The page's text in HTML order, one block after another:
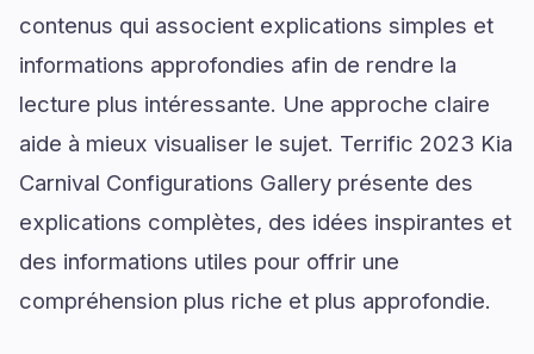
contenus qui associent explications simples et
informations approfondies afin de rendre la
lecture plus intéressante. Une approche claire
aide à mieux visualiser le sujet. Terrific 2023 Kia
Carnival Configurations Gallery présente des
explications complètes, des idées inspirantes et
des informations utiles pour offrir une
compréhension plus riche et plus approfondie.